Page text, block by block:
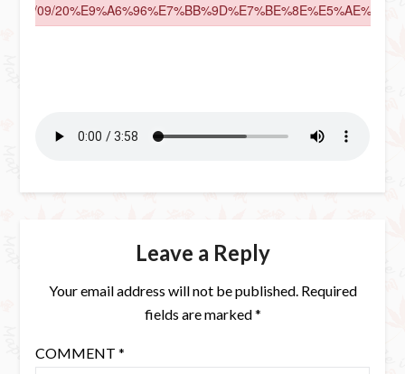
Leave a Reply
Your email address will not be published. Required
fields are marked*
COMMENT *